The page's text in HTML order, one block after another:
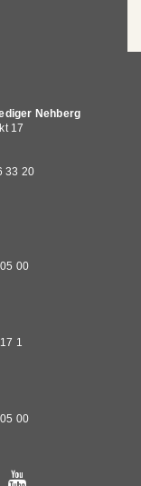
Nehberg
17
33 20
00
1
00